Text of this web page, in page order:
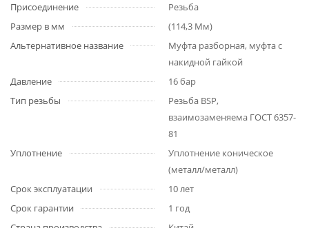
Присоединение
Резьба
Размер в мм
(114,3 Мм)
Альтернативное название
Муфта разборная, муфта с
накидной гайкой
Давление
16 бар
Тип резьбы
Резьба BSP,
взаимозаменяема ГОСТ 6357-
81
Уплотнение
Уплотнение коническое
(металл/металл)
Срок эксплуатации
10 лет
Срок гарантии
1 год